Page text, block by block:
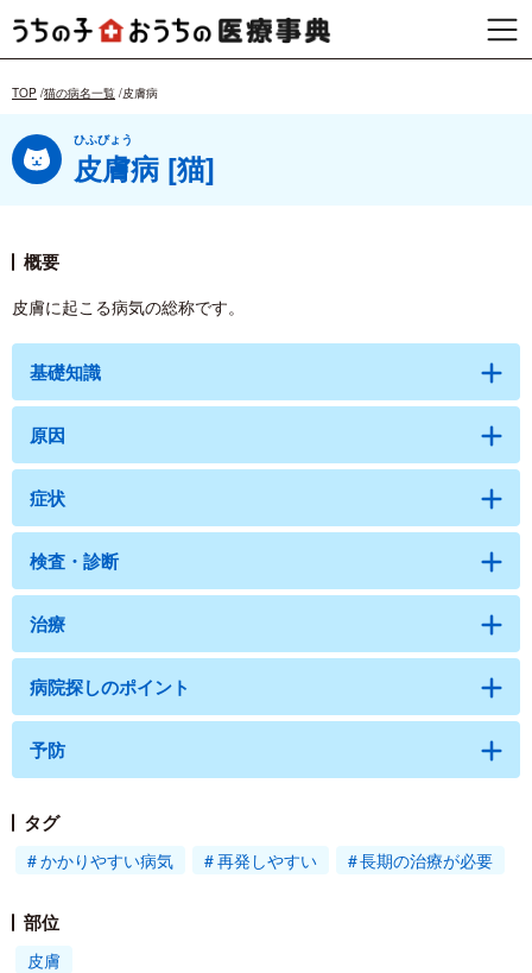
TOP 猫の病名一覧 皮膚病
ひふびょう
皮膚病 [猫]
概要
皮膚に起こる病気の総称です。
基礎知識
原因
症状
検査・診断
治療
病院探しのポイント
予防
タグ
かかりやすい病気 再発しやすい 長期の治療が必要
部位
皮膚